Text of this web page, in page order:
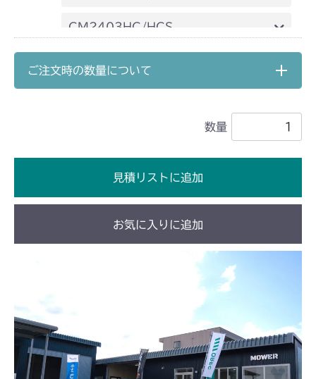
本体 FIG25 シート
CM2403HC/HCS
本体 FIG25 シート
CMX1804
本体 FIG32 シート
本体 FIG33 シート(High CE USA)
CMX2202RC
本体 FIG33 シート(High USA)
本体 FIG41 シート(Asia)
本体 FIG42 シート(日本)
本体 FIG43 シート(韓国)
本体 FIG27 シート
CMX2402HC
本体 FIG31 シート
CMX2404HC/V/S
ご注文時の数量について
数量
見積リストに追加
お気に入りに追加